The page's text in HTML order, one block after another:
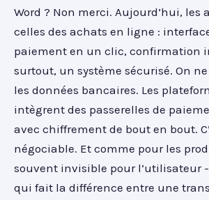
Word ? Non merci. Aujourd’hui, les
celles des achats en ligne :
paiement en un clic, confirmation
surtout, un système sécurisé. On
les données bancaires. Les
intègrent des passerelles de
avec chiffrement de bout en bout.
négociable. Et comme pour les
souvent invisible pour l’utilisateur -
qui fait la différence entre une